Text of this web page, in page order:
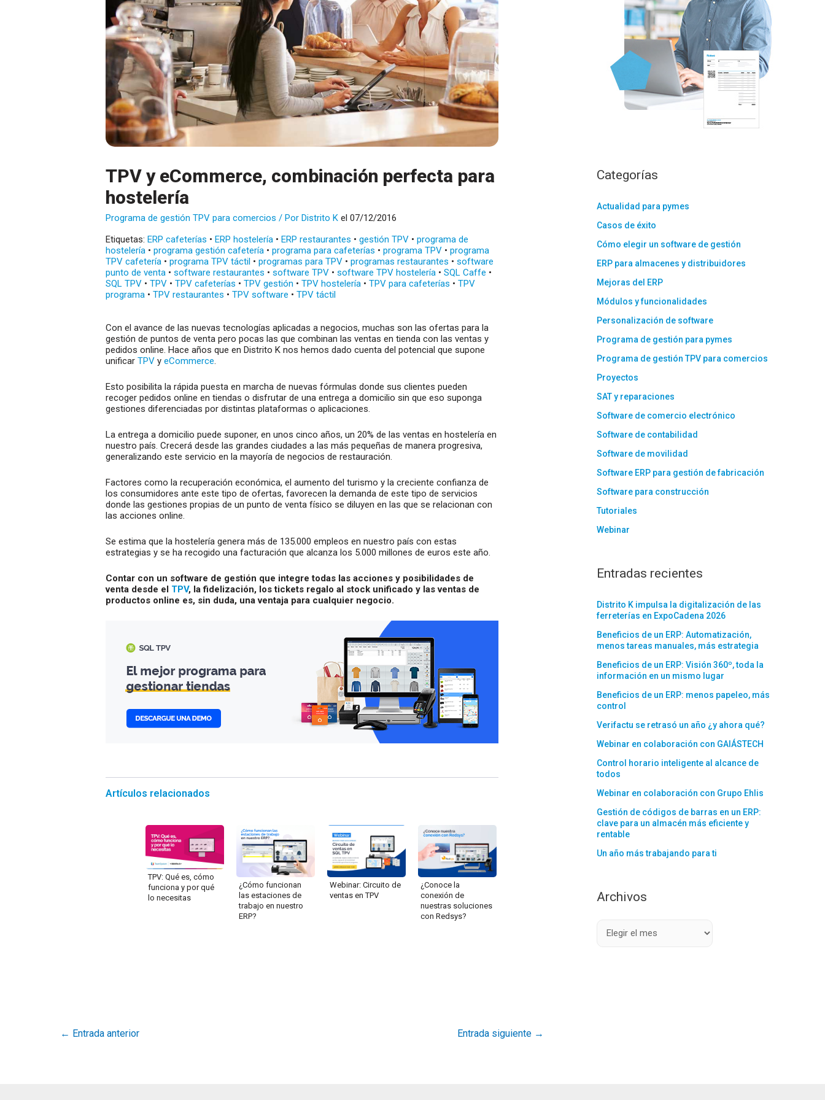
TPV y eCommerce, combinación perfecta para
hostelería
Programa de gestión TPV para comercios / PorDistrito K el 07/12/2016
Etiquetas:ERP cafeterías •ERP hostelería •ERP restaurantes •gestión TPV •programa de
hostelería •programa gestión cafetería •programa para cafeterías •programa TPV •programa
TPV cafetería •programa TPV táctil •programas para TPV •programas restaurantes •software
punto de venta •software restaurantes •software TPV •software TPV hostelería •SQL Caffe •
SQL TPV •TPV •TPV cafeterías •TPV gestión •TPV hostelería •TPV para cafeterías •TPV
programa •TPV restaurantes •TPV software •TPV táctil
Con el avance de las nuevas tecnologías aplicadas a negocios, muchas son las ofertas para la
gestión de puntos de venta pero pocas las que combinan las ventas en tienda con las ventas y
pedidos online. Hace años que en Distrito K nos hemos dado cuenta del potencial que supone
unificarTPV yeCommerce.
Esto posibilita la rápida puesta en marcha de nuevas fórmulas donde sus clientes pueden
recoger pedidos online en tiendas o disfrutar de una entrega a domicilio sin que eso suponga
gestiones diferenciadas por distintas plataformas o aplicaciones.
La entrega a domicilio puede suponer, en unos cinco años, un 20% de las ventas en hostelería en
nuestro país. Crecerá desde las grandes ciudades a las más pequeñas de manera progresiva,
generalizando este servicio en la mayoría de negocios de restauración.
Factores como la recuperación económica, el aumento del turismo y la creciente confianza de
los consumidores ante este tipo de ofertas, favorecen la demanda de este tipo de servicios
donde las gestiones propias de un punto de venta físico se diluyen en las que se relacionan con
las acciones online.
Se estima que la hostelería genera más de 135.000 empleos en nuestro país con estas
estrategias y se ha recogido una facturación que alcanza los 5.000 millones de euros este año.
Contar con un software de gestión que integre todas las acciones y posibilidades de
venta desde el TPV, la fidelización, los tickets regalo al stock unificado y las ventas de
productos online es, sin duda, una ventaja para cualquier negocio.
Artículos relacionados
TPV: Qué es, cómo
funciona y por qué
lo necesitas
¿Cómo funcionan
las estaciones de
trabajo en nuestro
ERP?
Webinar: Circuito de
ventas en TPV
¿Conoce la
conexión de
nuestras soluciones
con Redsys?
← Entrada anterior Entrada siguiente →
Categorías
Actualidad para pymes
Casos de éxito
Cómo elegir un software de gestión
ERP para almacenes y distribuidores
Mejoras del ERP
Módulos y funcionalidades
Personalización de software
Programa de gestión para pymes
Programa de gestión TPV para comercios
Proyectos
SAT y reparaciones
Software de comercio electrónico
Software de contabilidad
Software de movilidad
Software ERP para gestión de fabricación
Software para construcción
Tutoriales
Webinar
Entradas recientes
Distrito K impulsa la digitalización de las
ferreterías en ExpoCadena 2026
Beneficios de un ERP: Automatización,
menos tareas manuales, más estrategia
Beneficios de un ERP: Visión 360º, toda la
información en un mismo lugar
Beneficios de un ERP: menos papeleo, más
control
Verifactu se retrasó un año ¿y ahora qué?
Webinar en colaboración con GAIÁSTECH
Control horario inteligente al alcance de
todos
Webinar en colaboración con Grupo Ehlis
Gestión de códigos de barras en un ERP:
clave para un almacén más eficiente y
rentable
Un año más trabajando para ti
Archivos